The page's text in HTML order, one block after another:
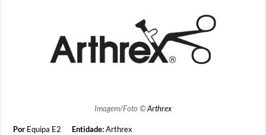
Imagem/Foto ©Arthrex
Por Equipa E2 Entidade:Arthrex